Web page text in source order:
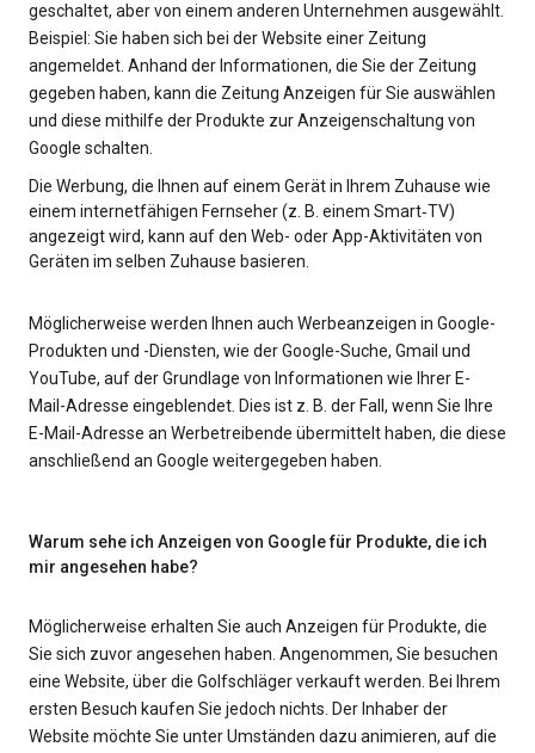
geschaltet, aber von einem anderen Unternehmen ausgewählt.
Beispiel: Sie haben sich bei der Website einer Zeitung
angemeldet. Anhand der Informationen, die Sie der Zeitung
gegeben haben, kann die Zeitung Anzeigen für Sie auswählen
und diese mithilfe der Produkte zur Anzeigenschaltung von
Google schalten.
Die Werbung, die Ihnen auf einem Gerät in Ihrem Zuhause wie
einem internetfähigen Fernseher (z. B. einem Smart‑TV)
angezeigt wird, kann auf den Web- oder App-Aktivitäten von
Geräten im selben Zuhause basieren.
Möglicherweise werden Ihnen auch Werbeanzeigen in Google-
Produkten und -Diensten, wie der Google-Suche, Gmail und
YouTube, auf der Grundlage von Informationen wie Ihrer E-
Mail-Adresse eingeblendet. Dies ist z. B. der Fall, wenn Sie Ihre
E-Mail-Adresse an Werbetreibende übermittelt haben, die diese
anschließend an Google weitergegeben haben.
Warum sehe ich Anzeigen von Google für Produkte, die ich
mir angesehen habe?
Möglicherweise erhalten Sie auch Anzeigen für Produkte, die
Sie sich zuvor angesehen haben. Angenommen, Sie besuchen
eine Website, über die Golfschläger verkauft werden. Bei Ihrem
ersten Besuch kaufen Sie jedoch nichts. Der Inhaber der
Website möchte Sie unter Umständen dazu animieren, auf die